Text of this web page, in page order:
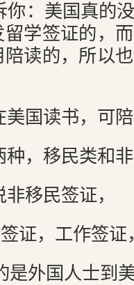
你：美国真的
留学签证的，
读的，所以
美国读书，可
种，移民类和
移民签证，
证，工作签证
是外国人士到